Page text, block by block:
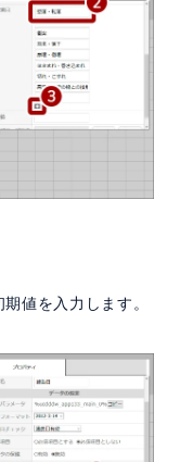
値を入力します。